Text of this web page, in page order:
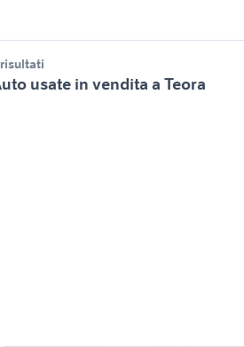
usate in vendita a Teora